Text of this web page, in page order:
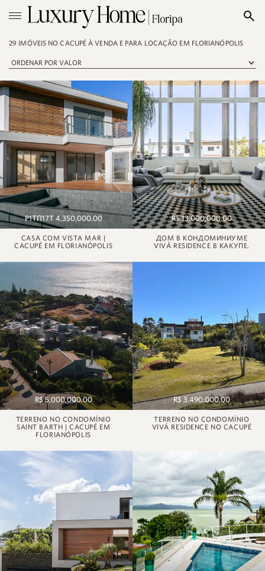
29 IMÓVEIS NO CACUPÉ À VENDA E PARA LOCAÇÃO EM FLORIANÓPOLIS
Р1ТП17Т 4,350,000.00
CASA COM VISTA MAR |
CACUPÉ EM FLORIANÓPOLIS
R$ 13,000,000.00
ДОМ В КОНДОМИНИУМЕ
VIVÁ RESIDENCE В КАКУПЕ.
R$ 5,000,000.00
TERRENO NO CONDOMÍNIO
SAINT BARTH | CACUPÉ EM
FLORIANÓPOLIS
R$ 3.490.000,00
TERRENO NO CONDOMÍNIO
VIVÁ RESIDENCE NO CACUPÉ